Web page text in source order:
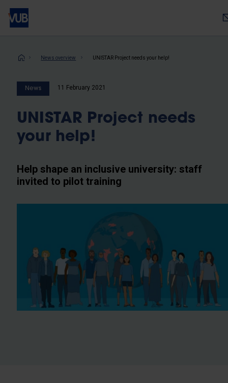
Skip
main
Breadcrumb
News overview UNISTAR Project needs your help!
News 11 February 2021
UNISTAR Project needs
your help!
Help shape an inclusive university: staff
invited to pilot training